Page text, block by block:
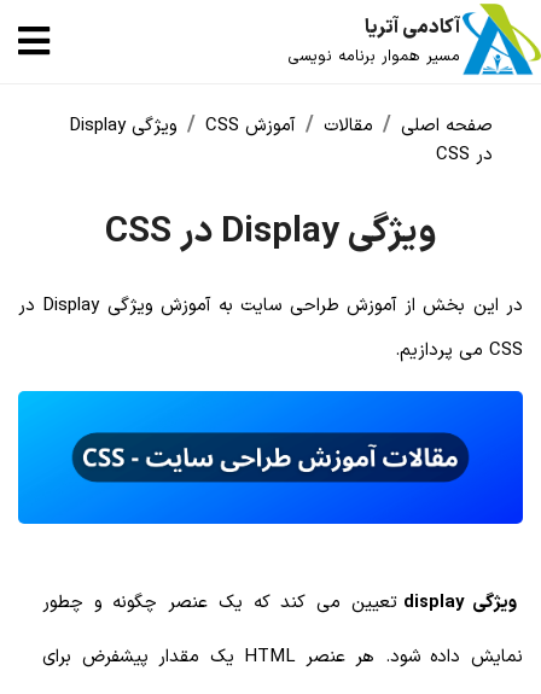
آکادمی آتریا
مسیر هموار برنامه نویسی
صفحه اصلی مقالات آموزش CSS
ویژگی Display
در CSS
ویژگی Display در CSS
در این بخش از آموزش طراحی سایت به آموزش ویژگی Display در
CSS می پردازیم.
ویژگی display
تعیین می کند که یک عنصر چگونه و چطور
نمایش داده شود. هر عنصر HTML یک مقدار پیشفرض برای